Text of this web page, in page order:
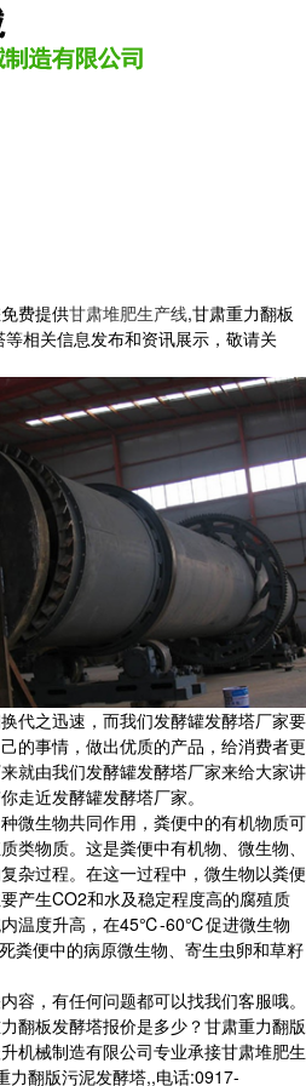
费提供甘肃堆肥生产线,甘肃重力翻板
相关信息发布和资讯展示，敬请关
代之迅速，而我们发酵罐发酵塔厂家要
的事情，做出优质的产品，给消费者更
就由我们发酵罐发酵塔厂家来给大家讲
走近发酵罐发酵塔厂家。
微生物共同作用，粪便中的有机物质可
类物质。这是粪便中有机物、微生物、
杂过程。在这一过程中，微生物以粪便
产生CO2和水及稳定程度高的腐殖质
内温度升高，在45℃-60℃促进微生物
便中的病原微生物、寄生虫卵和草籽
容，有任何问题都可以找我们客服哦。
翻板发酵塔报价是多少？甘肃重力翻版
机械制造有限公司专业承接甘肃堆肥生
力翻版污泥发酵塔,,电话:0917-